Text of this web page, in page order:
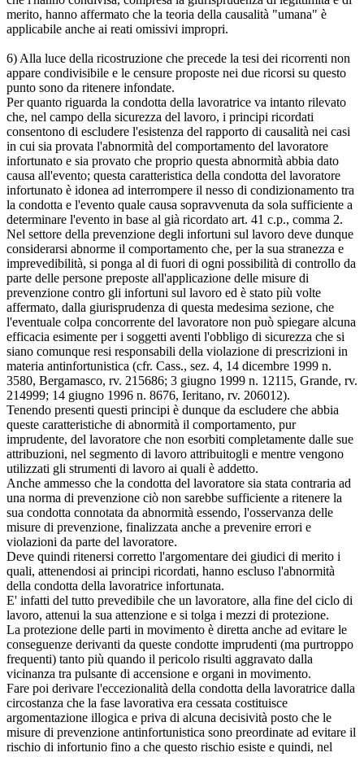
merito, hanno affermato che la teoria della causalità "umana" è
applicabile anche ai reati omissivi impropri.
6) Alla luce della ricostruzione che precede la tesi dei ricorrenti non
appare condivisibile e le censure proposte nei due ricorsi su questo
punto sono da ritenere infondate.
Per quanto riguarda la condotta della lavoratrice va intanto rilevato
che, nel campo della sicurezza del lavoro, i principi ricordati
consentono di escludere l'esistenza del rapporto di causalità nei casi
in cui sia provata l'abnormità del comportamento del lavoratore
infortunato e sia provato che proprio questa abnormità abbia dato
causa all'evento; questa caratteristica della condotta del lavoratore
infortunato è idonea ad interrompere il nesso di condizionamento tra
la condotta e l'evento quale causa sopravvenuta da sola sufficiente a
determinare l'evento in base al già ricordato art. 41 c.p., comma 2.
Nel settore della prevenzione degli infortuni sul lavoro deve dunque
considerarsi abnorme il comportamento che, per la sua stranezza e
imprevedibilità, si ponga al di fuori di ogni possibilità di controllo da
parte delle persone preposte all'applicazione delle misure di
prevenzione contro gli infortuni sul lavoro ed è stato più volte
affermato, dalla giurisprudenza di questa medesima sezione, che
l'eventuale colpa concorrente del lavoratore non può spiegare alcuna
efficacia esimente per i soggetti aventi l'obbligo di sicurezza che si
siano comunque resi responsabili della violazione di prescrizioni in
materia antinfortunistica (cfr. Cass., sez. 4, 14 dicembre 1999 n.
3580, Bergamasco, rv. 215686; 3 giugno 1999 n. 12115, Grande, rv.
214999; 14 giugno 1996 n. 8676, Ieritano, rv. 206012).
Tenendo presenti questi principi è dunque da escludere che abbia
queste caratteristiche di abnormità il comportamento, pur
imprudente, del lavoratore che non esorbiti completamente dalle sue
attribuzioni, nel segmento di lavoro attribuitogli e mentre vengono
utilizzati gli strumenti di lavoro ai quali è addetto.
Anche ammesso che la condotta del lavoratore sia stata contraria ad
una norma di prevenzione ciò non sarebbe sufficiente a ritenere la
sua condotta connotata da abnormità essendo, l'osservanza delle
misure di prevenzione, finalizzata anche a prevenire errori e
violazioni da parte del lavoratore.
Deve quindi ritenersi corretto l'argomentare dei giudici di merito i
quali, attenendosi ai principi ricordati, hanno escluso l'abnormità
della condotta della lavoratrice infortunata.
E' infatti del tutto prevedibile che un lavoratore, alla fine del ciclo di
lavoro, attenui la sua attenzione e si tolga i mezzi di protezione.
La protezione delle parti in movimento è diretta anche ad evitare le
conseguenze derivanti da queste condotte imprudenti (ma purtroppo
frequenti) tanto più quando il pericolo risulti aggravato dalla
vicinanza tra pulsante di accensione e organi in movimento.
Fare poi derivare l'eccezionalità della condotta della lavoratrice dalla
circostanza che la fase lavorativa era cessata costituisce
argomentazione illogica e priva di alcuna decisività posto che le
misure di prevenzione antinfortunistica sono preordinate ad evitare il
rischio di infortunio fino a che questo rischio esiste e quindi, nel